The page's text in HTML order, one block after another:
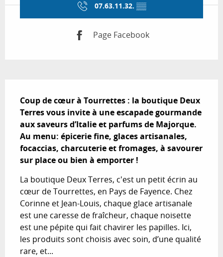
07.63.11.32. ▒▒
Page Facebook
Coup de cœur à Tourrettes : la boutique Deux
Terres vous invite à une escapade gourmande
aux saveurs d’Italie et parfums de Majorque.
Au menu: épicerie fine, glaces artisanales,
focaccias, charcuterie et fromages, à savourer
sur place ou bien à emporter !
La boutique Deux Terres, c'est un petit écrin au
cœur de Tourrettes, en Pays de Fayence. Chez
Corinne et Jean-Louis, chaque glace artisanale
est une caresse de fraîcheur, chaque noisette
est une pépite qui fait chavirer les papilles. Ici,
les produits sont choisis avec soin, d’une qualité
rare, et...